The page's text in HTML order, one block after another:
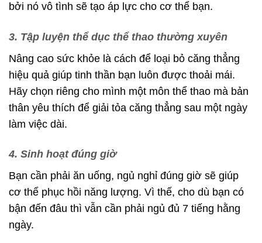
bởi nó vô tình sẽ tạo áp lực cho cơ thể bạn.
3. Tập luyện thể dục thể thao thường xuyên
Nâng cao sức khỏe là cách để loại bỏ căng thẳng
hiệu quả giúp tinh thần bạn luôn được thoải mái.
Hãy chọn riêng cho mình một môn thể thao mà bản
thân yêu thích để giải tỏa căng thẳng sau một ngày
làm việc dài.
4. Sinh hoạt đúng giờ
Bạn cần phải ăn uống, ngủ nghỉ đúng giờ sẽ giúp
cơ thể phục hồi năng lượng. Vì thế, cho dù bạn có
bận đến đâu thì vẫn cần phải ngủ đủ 7 tiếng hằng
ngày.